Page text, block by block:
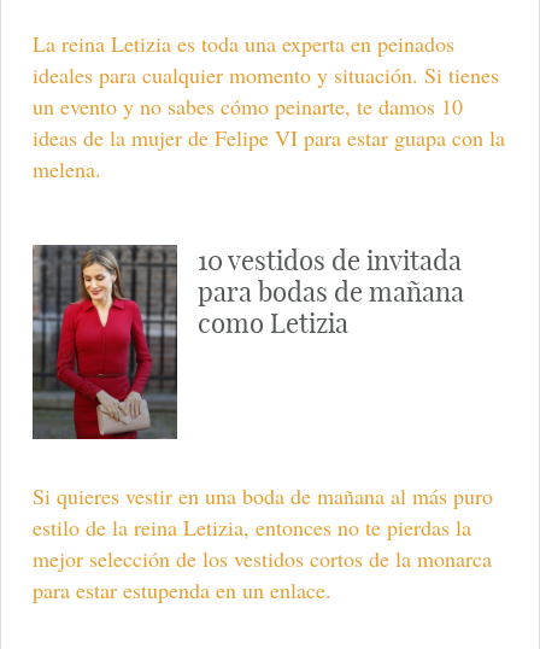
La reina Letizia es toda una experta en peinados
ideales para cualquier momento y situación. Si tienes
un evento y no sabes cómo peinarte, te damos 10
ideas de la mujer de Felipe VI para estar guapa con la
melena.
10 vestidos de invitada
para bodas de mañana
como Letizia
Si quieres vestir en una boda de mañana al más puro
estilo de la reina Letizia, entonces no te pierdas la
mejor selección de los vestidos cortos de la monarca
para estar estupenda en un enlace.